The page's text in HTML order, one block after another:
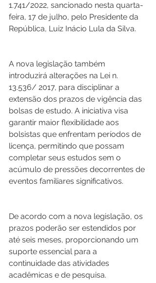
1.741/2022, sancionado nesta quarta-
feira, 17 de julho, pelo Presidente da
República, Luiz Inácio Lula da Silva.
A nova legislação também
introduzirá alterações na Lei n.
13.536/ 2017, para disciplinar a
extensão dos prazos de vigência das
bolsas de estudo. A iniciativa visa
garantir maior flexibilidade aos
bolsistas que enfrentam períodos de
licença, permitindo que possam
completar seus estudos sem o
acúmulo de pressões decorrentes de
eventos familiares significativos.
De acordo com a nova legislação, os
prazos poderão ser estendidos por
até seis meses, proporcionando um
suporte essencial para a
continuidade das atividades
acadêmicas e de pesquisa.